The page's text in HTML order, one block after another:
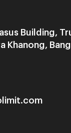
Building,
Khanong,